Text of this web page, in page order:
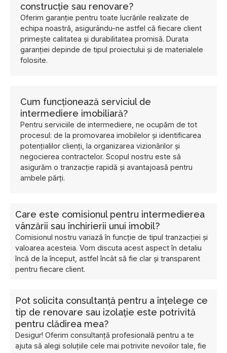
construcție sau renovare?
Oferim garanție pentru toate lucrările realizate de
echipa noastră, asigurându-ne astfel că fiecare client
primește calitatea și durabilitatea promisă. Durata
garanției depinde de tipul proiectului și de materialele
folosite.
Cum funcționează serviciul de
intermediere imobiliară?
Pentru serviciile de intermediere, ne ocupăm de tot
procesul: de la promovarea imobilelor și identificarea
potențialilor clienți, la organizarea vizionărilor și
negocierea contractelor. Scopul nostru este să
asigurăm o tranzacție rapidă și avantajoasă pentru
ambele părți.
Care este comisionul pentru intermedierea
vânzării sau închirierii unui imobil?
Comisionul nostru variază în funcție de tipul tranzacției și
valoarea acesteia. Vom discuta acest aspect în detaliu
încă de la început, astfel încât să fie clar și transparent
pentru fiecare client.
Pot solicita consultanță pentru a înțelege ce
tip de renovare sau izolație este potrivită
pentru clădirea mea?
Desigur! Oferim consultanță profesională pentru a te
ajuta să alegi soluțiile cele mai potrivite nevoilor tale, fie